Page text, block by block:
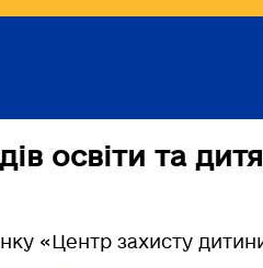
освіти та
«Центр захисту